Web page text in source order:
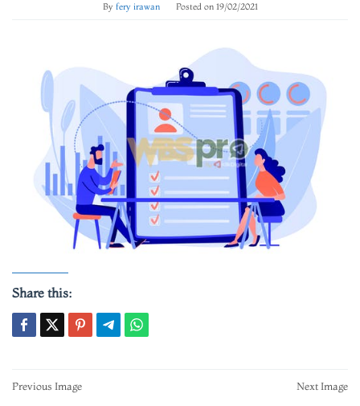
By fery irawan Posted on 19/02/2021
Share this:
Post
Previous Image Next Image